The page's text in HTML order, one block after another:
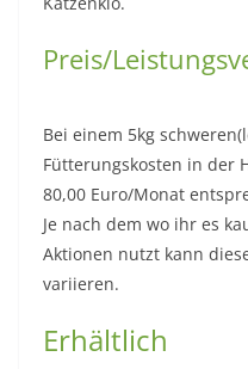
Preis/
Bei einem 5kg
Fütterungskosten in der
80,00 Euro/Monat
Je nach dem wo ihr es
Aktionen nutzt kann
variieren.
Erhältlich